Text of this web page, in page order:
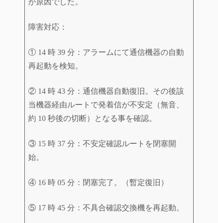
が原因でした。
障害対応：
① 14 時 39 分：アラームにて通信機器の自動
再起動を検知。
② 14 時 43 分：通信機器自動復旧。その後該
当機器経由ルートで発着信が不安定（無音、
約 10 秒後の切断）となる事を確認。
③ 15 時 37 分：不安定確認ルートを閉塞開
始。
④ 16 時 05 分：閉塞完了。（暫定復旧）
⑤ 17 時 45 分：不具合確認交換機を再起動。